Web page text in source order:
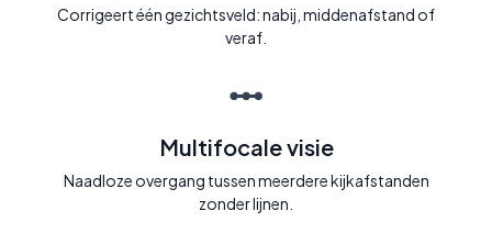
Corrigeert één gezichtsveld: nabij, middenafstand of
veraf.
Multifocale visie
Naadloze overgang tussen meerdere kijkafstanden
zonder lijnen.